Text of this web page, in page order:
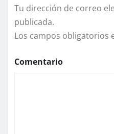
Tu dirección de correo
publicada.
Los campos obligatorios
Comentario